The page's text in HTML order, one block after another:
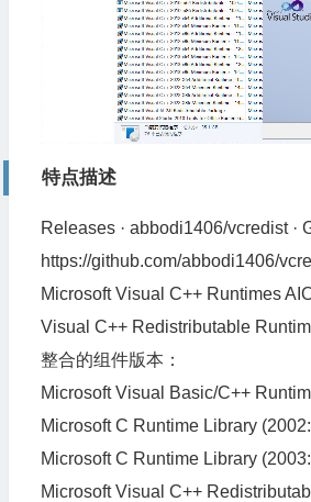
特点描述
Releases · abbodi1406/vcredist ·
https://github.com/abbodi1406/
Microsoft Visual C++ Runtimes
Visual C++ Redistributable
整合的组件版本：
Microsoft Visual Basic/C++
Microsoft C Runtime Library
Microsoft C Runtime Library
Microsoft Visual C++